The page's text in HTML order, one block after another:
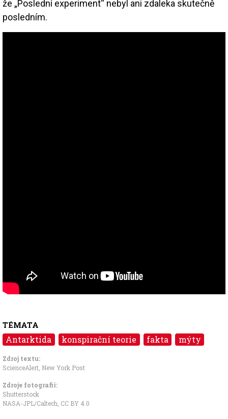
že „Poslední experiment“ nebyl ani zdaleka skutečně
posledním.
TÉMATA
Antarktida konspirační teorie fakta mýty
Zdroj textu:
ScienceAlert New York Post
Zdroje fotografii:
Shutterstock
NASA-JPL/Caltech CC BY 4.0